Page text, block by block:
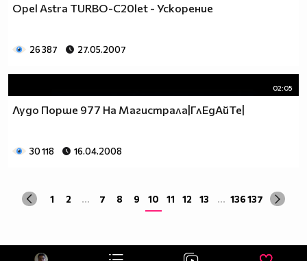
Opel Astra TURBO-C20let - Ускорение
26 387 27.05.2007
02:05
Лудо Порше 977 На Магистрала|ГлЕдАйТе|
30 118 16.04.2008
1 2 ... 7 8 9 10 11 12 13 ... 136137